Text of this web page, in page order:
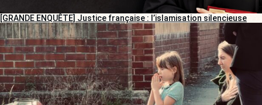
[GRANDE ENQUÊTE] Justice française : l’islamisation silencieuse